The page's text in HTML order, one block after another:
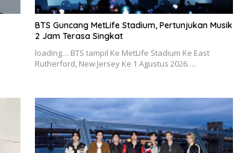
BTS Guncang MetLife Stadium, Pertunjukan Musik
2 Jam Terasa Singkat
loading… BTS tampil Ke MetLife Stadium Ke East
Rutherford, New Jersey Ke 1 Agustus 2026….